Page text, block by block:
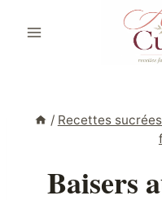
/ Recettes sucrées
Baisers